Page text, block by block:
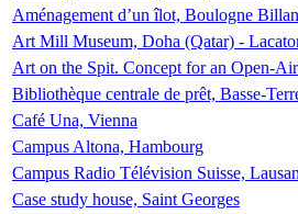
Aménagement d’un îlot, Boulogne
Art Mill Museum, Doha (Qatar) -
Art on the Spit. Concept for an Open-
Bibliothèque centrale de prêt, Basse-
Café Una, Vienna
Campus Altona, Hambourg
Campus Radio Télévision Suisse,
Case study house, Saint Georges